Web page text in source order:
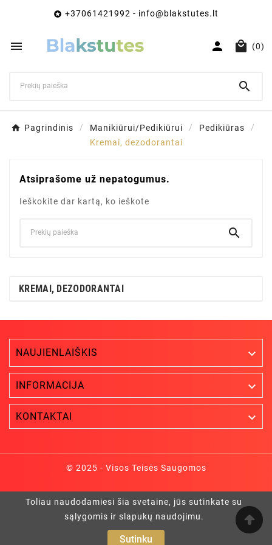
Toliau naudodamiesi šia svetaine, jūs sutinkate su
sąlygomis ir slapukų naudojimu.
Sutinku
 +37061421992 - info@blakstutes.lt
   (0)

Pagrindinis Manikiūrui/Pedikiūrui
Pedikiūras
Kremai, dezodorantai
Atsiprašome už nepatogumus.
Ieškokite dar kartą, ko ieškote

KREMAI, DEZODORANTAI
NAUJIENLAIŠKIS 
INFORMACIJA 
KONTAKTAI 
© 2025 - Visos Teisės Saugomos